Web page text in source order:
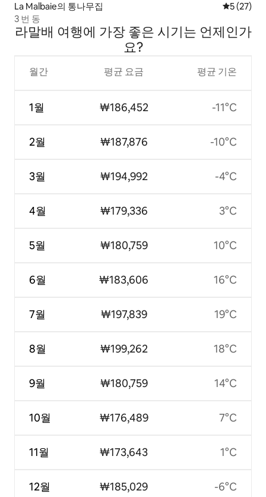
La Malbaie의 통나무집 평점 5점
5 (27)
3 번 동
라말배 여행에 가장 좋은 시기는 언제인가
요?
월간
1월
2월
3월
4월
5월
6월
7월
8월
9월
10월
11월
12월
평균 요금
₩186,452
₩187,876
₩194,992
₩179,336
₩180,759
₩183,606
₩197,839
₩199,262
₩180,759
₩176,489
₩173,643
₩185,029
평균 기온
-11°C
-10°C
-4°C
3°C
10°C
16°C
19°C
18°C
14°C
7°C
1°C
-6°C